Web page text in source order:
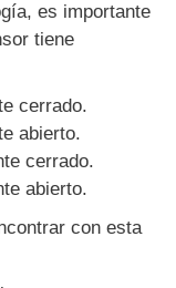
es importante
tiene
cerrado.
abierto.
cerrado.
abierto.
con esta